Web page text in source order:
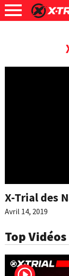
X-Trial des
Avril 14, 2019
Top Vidéos